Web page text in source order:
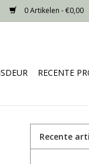
0 Artikelen - €0,00
RECENTE
Recente